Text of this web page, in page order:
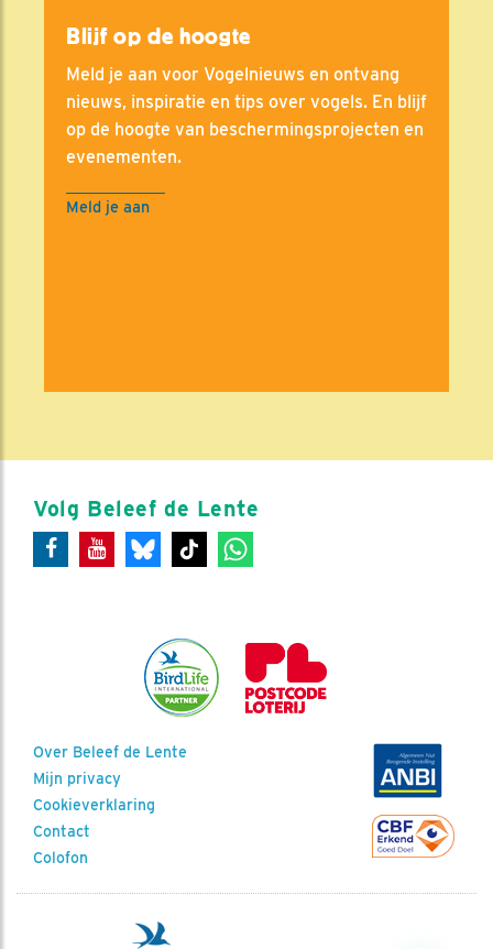
Blijf op de hoogte
Meld je aan voor Vogelnieuws en ontvang
nieuws, inspiratie en tips over vogels. En blijf
op de hoogte van beschermingsprojecten en
evenementen.
Meld je aan
Volg Beleef de Lente
Over Beleef de Lente
Mijn privacy
Cookieverklaring
Contact
Colofon